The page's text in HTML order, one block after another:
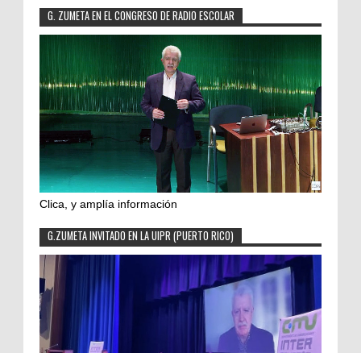
G. ZUMETA EN EL CONGRESO DE RADIO ESCOLAR
Clica, y amplía información
G.ZUMETA INVITADO EN LA UIPR (PUERTO RICO)